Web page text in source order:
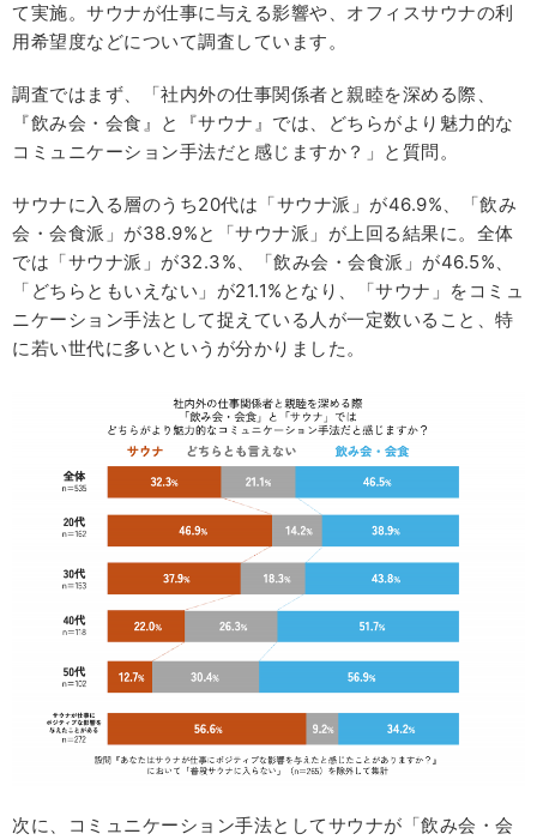
て実施。サウナが仕事に与える影響や、オフィスサウナの利
用希望度などについて調査しています。
調査ではまず、「社内外の仕事関係者と親睦を深める際、
『飲み会・会食』と『サウナ』では、どちらがより魅力的な
コミュニケーション手法だと感じますか？」と質問。
サウナに入る層のうち20代は「サウナ派」が46.9%、「飲み
会・会食派」が38.9%と「サウナ派」が上回る結果に。全体
では「サウナ派」が32.3%、「飲み会・会食派」が46.5%、
「どちらともいえない」が21.1%となり、「サウナ」をコミュ
ニケーション手法として捉えている人が一定数いること、特
に若い世代に多いというが分かりました。
次に、コミュニケーション手法としてサウナが「飲み会・会